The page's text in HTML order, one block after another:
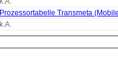
Prozessortabelle Transmeta
k.A.